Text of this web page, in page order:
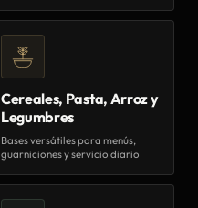
Cereales, Pasta, Arroz y
Legumbres
Bases versátiles para menús,
guarniciones y servicio diario